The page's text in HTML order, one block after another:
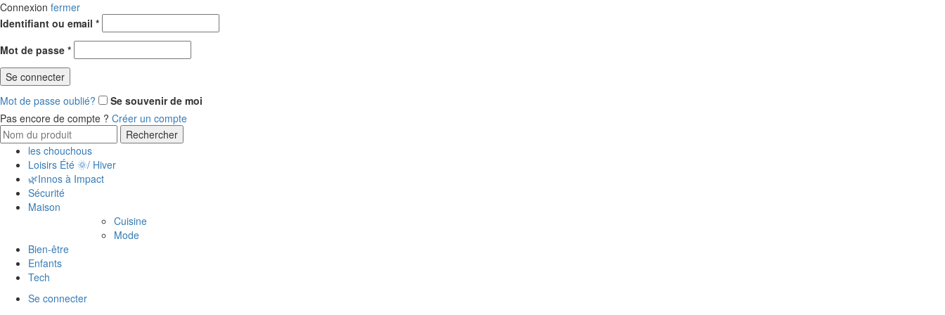
Connexion fermer
Identifiant ou email *
Mot de passe *
Se connecter
Mot de passe oublié?
Se souvenir de moi
Pas encore de compte ? Créer un compte
Rechercher
les chouchous
Loisirs Été 🌞/ Hiver
🌿Innos à Impact
Sécurité
Maison
Cuisine
Mode
Bien-être
Enfants
Tech
Se connecter